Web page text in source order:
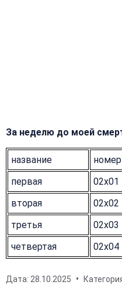
За неделю до моей
название номер
первая
02x01
вторая
02x02
третья
02x03
четвертая
02x04
Дата: 28.10.2025